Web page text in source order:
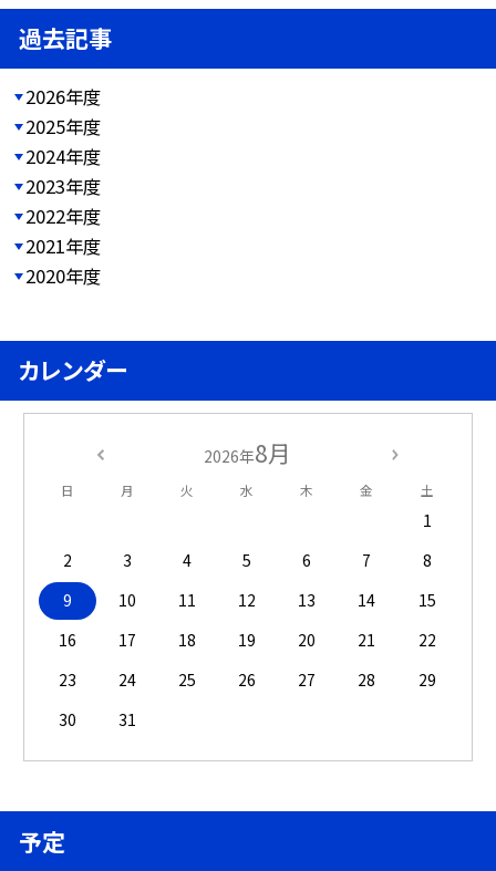
過去記事
2026年度
2025年度
2024年度
2023年度
2022年度
2021年度
2020年度
カレンダー
2026年8月
日 月 火 水 木 金 土
1
2
3 4 5 6 7
8
9
10 11 12 13 14
15
16
17 18 19 20 21
22
23
24 25 26 27 28
29
30
31
予定